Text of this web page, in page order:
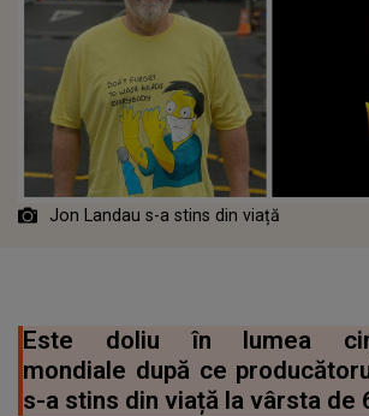
Jon Landau s-a stins din viață
Este doliu în lumea
mondiale după ce
s-a stins din viață la vârsta de